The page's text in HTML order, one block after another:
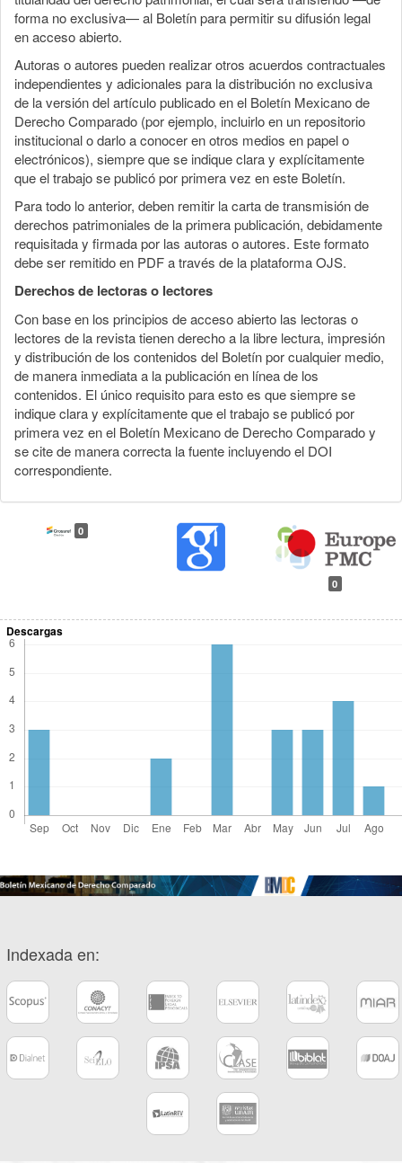
forma no exclusiva— al Boletín para permitir su difusión legal
en acceso abierto.
Autoras o autores pueden realizar otros acuerdos contractuales
independientes y adicionales para la distribución no exclusiva
de la versión del artículo publicado en el Boletín Mexicano de
Derecho Comparado (por ejemplo, incluirlo en un repositorio
institucional o darlo a conocer en otros medios en papel o
electrónicos), siempre que se indique clara y explícitamente
que el trabajo se publicó por primera vez en este Boletín.
Para todo lo anterior, deben remitir la carta de transmisión de
derechos patrimoniales de la primera publicación, debidamente
requisitada y firmada por las autoras o autores. Este formato
debe ser remitido en PDF a través de la plataforma OJS.
Derechos de lectoras o lectores
Con base en los principios de acceso abierto las lectoras o
lectores de la revista tienen derecho a la libre lectura, impresión
y distribución de los contenidos del Boletín por cualquier medio,
de manera inmediata a la publicación en línea de los
contenidos. El único requisito para esto es que siempre se
indique clara y explícitamente que el trabajo se publicó por
primera vez en el Boletín Mexicano de Derecho Comparado y
se cite de manera correcta la fuente incluyendo el DOI
correspondiente.
0
0
Descargas
Indexada en: